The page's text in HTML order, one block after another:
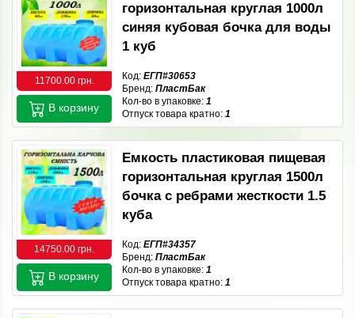
11700.00 грн.
горизонтальная круглая 1000л
синяя кубовая бочка для воды
1 куб
Код: ЕГП#30653
Бренд: ПластБак
Кол-во в упаковке: 1
Отпуск товара кратно: 1
В корзину
14750.00 грн.
Емкость пластиковая пищевая
горизонтальная круглая 1500л
бочка с ребрами жесткости 1.5
куба
Код: ЕГП#34357
Бренд: ПластБак
Кол-во в упаковке: 1
Отпуск товара кратно: 1
В корзину